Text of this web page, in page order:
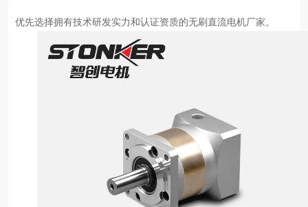
优先选择拥有技术研发实力和认证资质的无刷直流电机厂家。